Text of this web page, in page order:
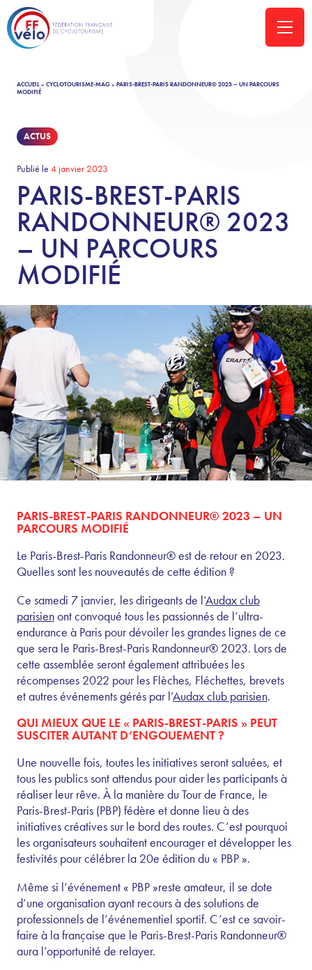
ACCUEIL» CYCLOTOURISME-MAG» PARIS-BREST-PARIS RANDONNEUR® 2023 – UN PARCOURS
MODIFIÉ
ACTUS
Publié le 4 janvier 2023
PARIS-BREST-PARIS
RANDONNEUR® 2023
– UN PARCOURS
MODIFIÉ
PARIS-BREST-PARIS RANDONNEUR® 2023 – UN
PARCOURS MODIFIÉ
Le Paris-Brest-Paris Randonneur® est de retour en 2023.
Quelles sont les nouveautés de cette édition ?
Ce samedi 7 janvier, les dirigeants de l’Audax club
parisienont convoqué tous les passionnés de l’ultra-
endurance à Paris pour dévoiler les grandes lignes de ce
que sera le Paris-Brest-Paris Randonneur® 2023. Lors de
cette assemblée seront également attribuées les
récompenses 2022 pour les Flèches, Fléchettes, brevets
et autres événements gérés par l’Audax club parisien.
QUI MIEUX QUE LE « PARIS-BREST-PARIS » PEUT
SUSCITER AUTANT D’ENGOUEMENT ?
Une nouvelle fois, toutes les initiatives seront saluées, et
tous les publics sont attendus pour aider les participants à
réaliser leur rêve. À la manière du Tour de France, le
Paris-Brest-Paris (PBP) fédère et donne lieu à des
initiatives créatives sur le bord des routes. C’est pourquoi
les organisateurs souhaitent encourager et développer les
festivités pour célébrer la 20e édition du « PBP ».
Même si l’événement « PBP »reste amateur, il se dote
d’une organisation ayant recours à des solutions de
professionnels de l’événementiel sportif. C’est ce savoir-
faire à la française que le Paris-Brest-Paris Randonneur®
aura l’opportunité de relayer.